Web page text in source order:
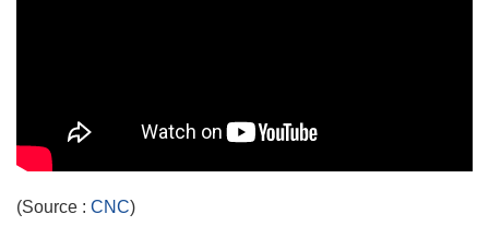
(Source : CNC)